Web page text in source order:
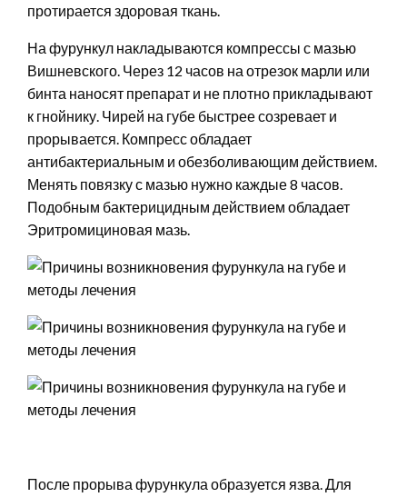
протирается здоровая ткань.
На фурункул накладываются компрессы с мазью
Вишневского. Через 12 часов на отрезок марли или
бинта наносят препарат и не плотно прикладывают
к гнойнику. Чирей на губе быстрее созревает и
прорывается. Компресс обладает
антибактериальным и обезболивающим действием.
Менять повязку с мазью нужно каждые 8 часов.
Подобным бактерицидным действием обладает
Эритромициновая мазь.
После прорыва фурункула образуется язва. Для